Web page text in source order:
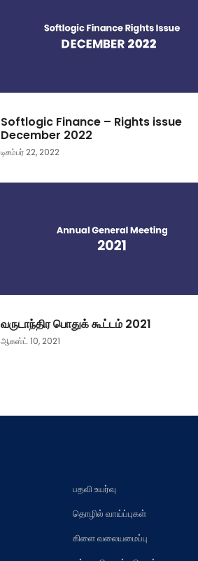
Softlogic Finance – Rights issue
December 2022
டிசம்பர் 22, 2022
வருடாந்திர பொதுக் கூட்டம் 2021
ஆகஸ்ட் 10, 2021
பதவி உயர்வு
தொழில் வாய்ப்புகள்
கிளை வலையமைப்பு